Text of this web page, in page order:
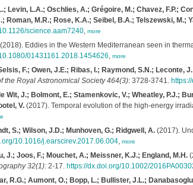
Levin, L.A.; Oschlies, A.; Grégoire, M.; Chavez, F.P.;
Roman, M.R.; Rose, K.A.; Seibel, B.A.; Telszewski, M.;
science.aam7240, more
Eddies in the Western Mediterranean seen in
01431161.2018.1454626, more
F.; Owen, J.E.; Ribas, I.; Raymond, S.N.; Leconte,
the Royal Astronomical Society 464(3): 3728-3741.
Wit, J.; Bolmont, E.; Stamenkovic, V.; Wheatley, P.J.;
V.(2017). Temporal evolution of the high-energy
S.; Wilson, J.D.; Munhoven, G.; Ridgwell, A.(2017).
10.1016/j.earscirev.2017.06.004, more
J.; Joos, F.; Mouchet, A.; Meissner, K.J.; England, M.H.
32(1): 2-17. https://dx.doi.org/10.1002/
R.G.; Aumont, O.; Bopp, L.; Bullister, J.L.;